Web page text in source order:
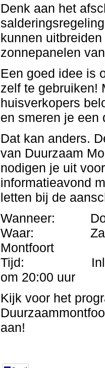
Denk aan het
kunnen
zonnepanelen
Een goed idee is
zelf te gebruiken!
huisverkopers
en smeren je een
Dat kan anders.
van Duurzaam
nodigen je uit
informatieavond
letten bij de
Wanneer:
Waar:
Montfoort
Tijd: Inloop
om 20:00 uur
Kijk voor het
aan!